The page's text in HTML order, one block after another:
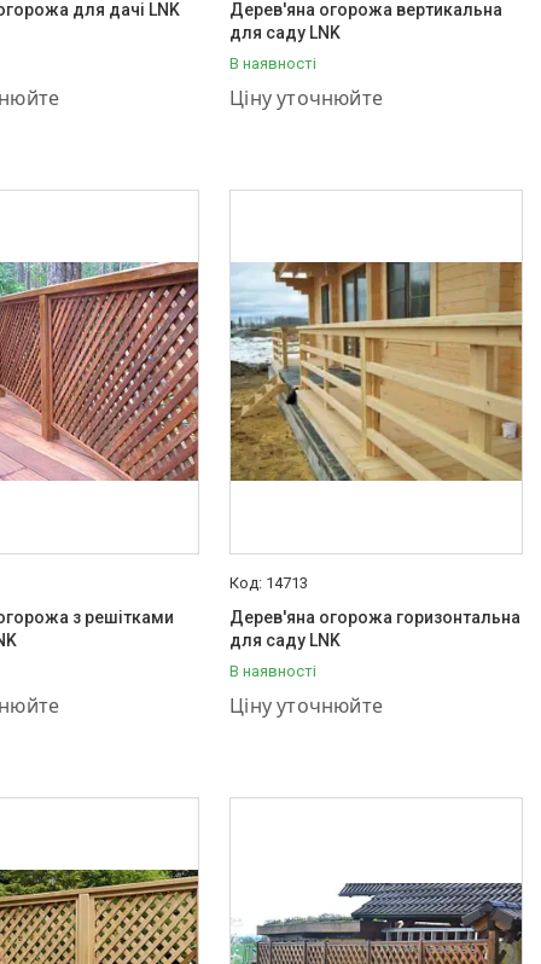
для дачі LNK
03-55
Дерев'яна огорожа вертикальна
для саду LNK
В наявності
Ціну уточнюйте
+380 (95) 001-03-55
з решітками
03-55
14713
Дерев'яна огорожа горизонтальна
для саду LNK
В наявності
Ціну уточнюйте
+380 (95) 001-03-55